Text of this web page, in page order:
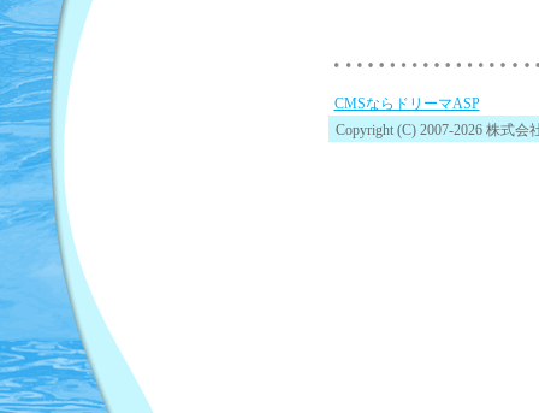
CMSならドリーマASP
Copyright (C) 2007-2026 株式